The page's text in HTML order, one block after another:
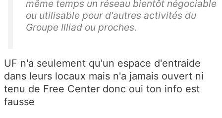
même temps un réseau bientôt négociable
ou utilisable pour d'autres activités du
Groupe Illiad ou proches.
UF n'a seulement qu'un espace d'entraide
dans leurs locaux mais n'a jamais ouvert ni
tenu de Free Center donc oui ton info est
fausse